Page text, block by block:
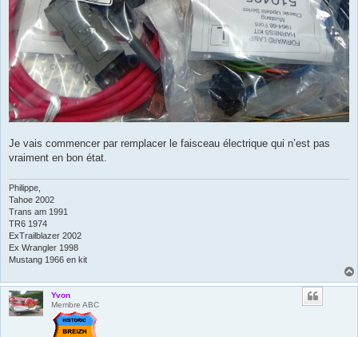
Je vais commencer par remplacer le faisceau électrique qui n’est pas
vraiment en bon état.
Philippe,
Tahoe 2002
Trans am 1991
TR6 1974
ExTrailblazer 2002
Ex Wrangler 1998
Mustang 1966 en kit
Yvon
Membre ABC